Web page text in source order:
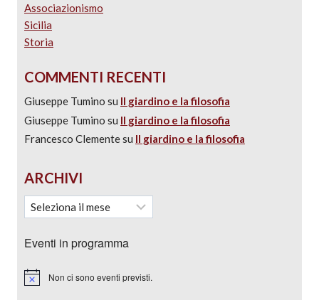
Associazionismo
Sicilia
Storia
COMMENTI RECENTI
Giuseppe Tumino su Il giardino e la filosofia
Giuseppe Tumino su Il giardino e la filosofia
Francesco Clementesu Il giardino e la filosofia
ARCHIVI
Eventi in programma
Notice Non ci sono eventi previsti.